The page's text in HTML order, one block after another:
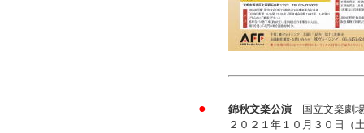
● 錦秋文楽公演 国立文楽劇
２０２１年１０月３０日（